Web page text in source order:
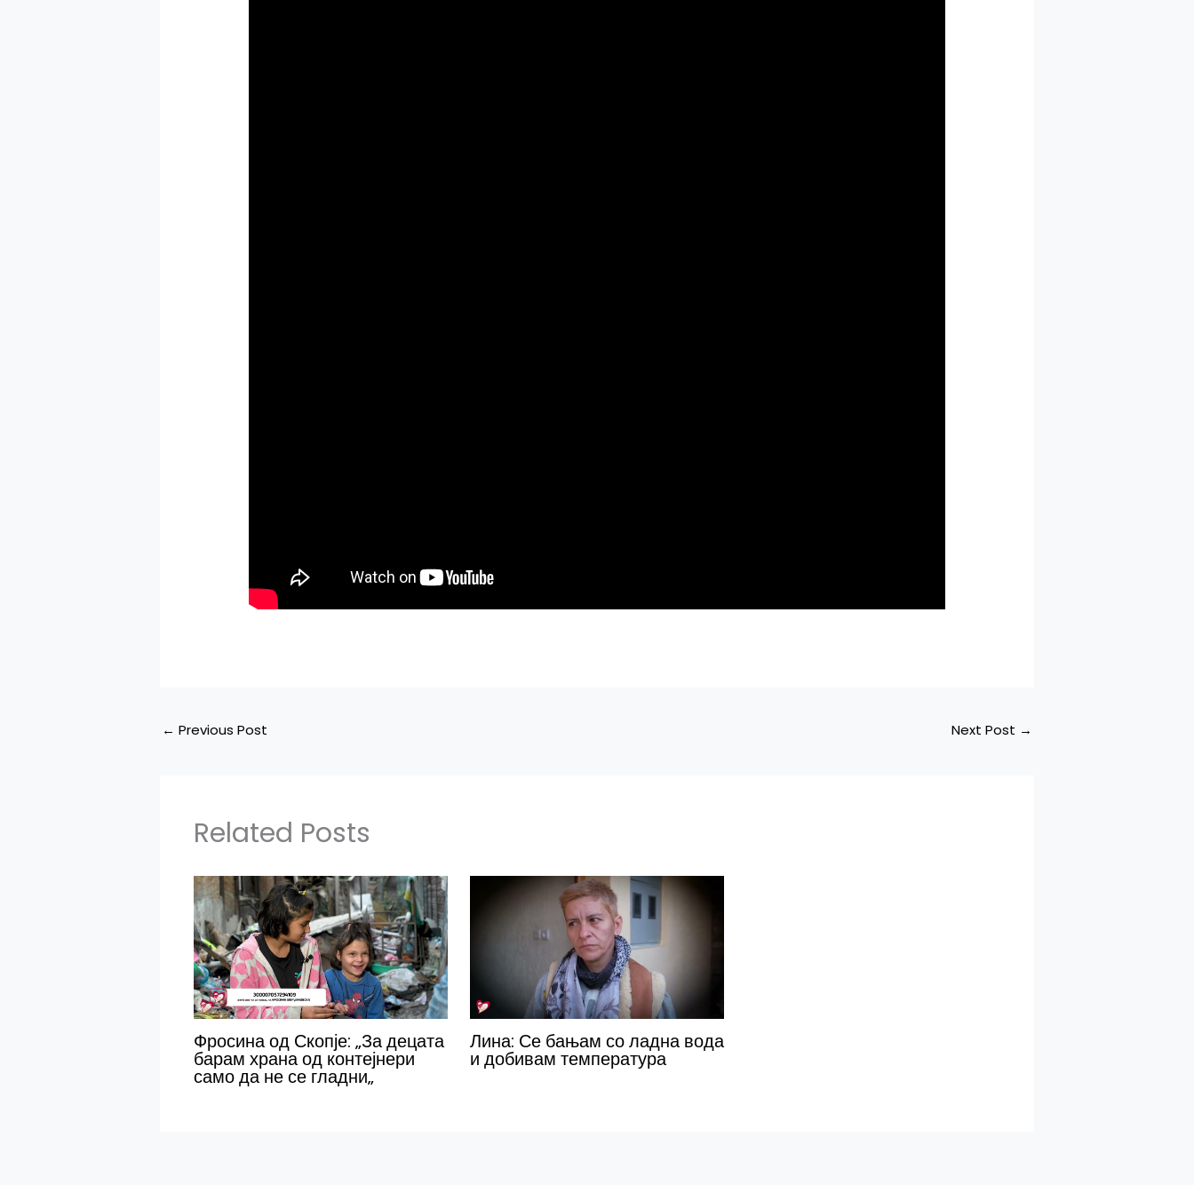
← Previous Post Next Post →
Related Posts
Фросина од Скопје: „За децата
барам храна од контејнери
само да не се гладни„
Лина: Се бањам со ладна вода
и добивам температура